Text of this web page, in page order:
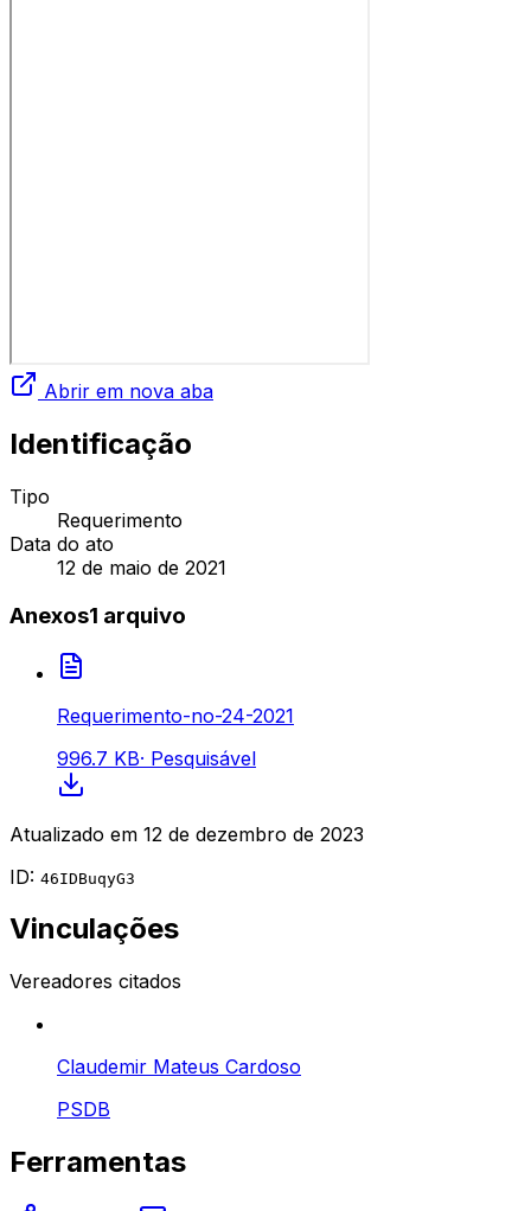
Abrir em nova aba
Identificação
Tipo
Requerimento
Data do ato
12 de maio de 2021
Anexos1 arquivo
Requerimento-no-24-2021
996.7 KB· Pesquisável
Atualizado em 12 de dezembro de 2023
ID: 46IDBuqyG3
Vinculações
Vereadores citados
Claudemir Mateus Cardoso
PSDB
Ferramentas